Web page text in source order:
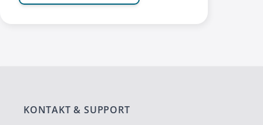
KONTAKT & SUPPORT